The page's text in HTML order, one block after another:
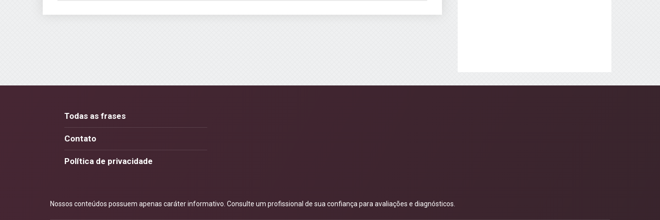
Todas as frases
Contato
Política de privacidade
Nossos conteúdos possuem apenas caráter informativo. Consulte um profissional de sua confiança para avaliações e diagnósticos.